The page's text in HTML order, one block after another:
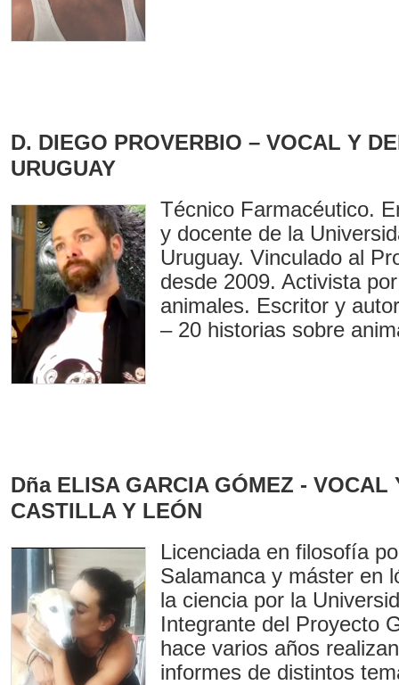
D. DIEGO PROVERBIO – VOCAL Y
URUGUAY
Técnico Farmacéutico.
y docente de la
Uruguay. Vinculado al
desde 2009. Activista
animales. Escritor y
– 20 historias sobre
Dña ELISA GARCIA GÓMEZ - VOCAL
CASTILLA Y LEÓN
Licenciada en filosofía
Salamanca y máster en
la ciencia por la
Integrante del Proyecto
hace varios años
informes de distintos